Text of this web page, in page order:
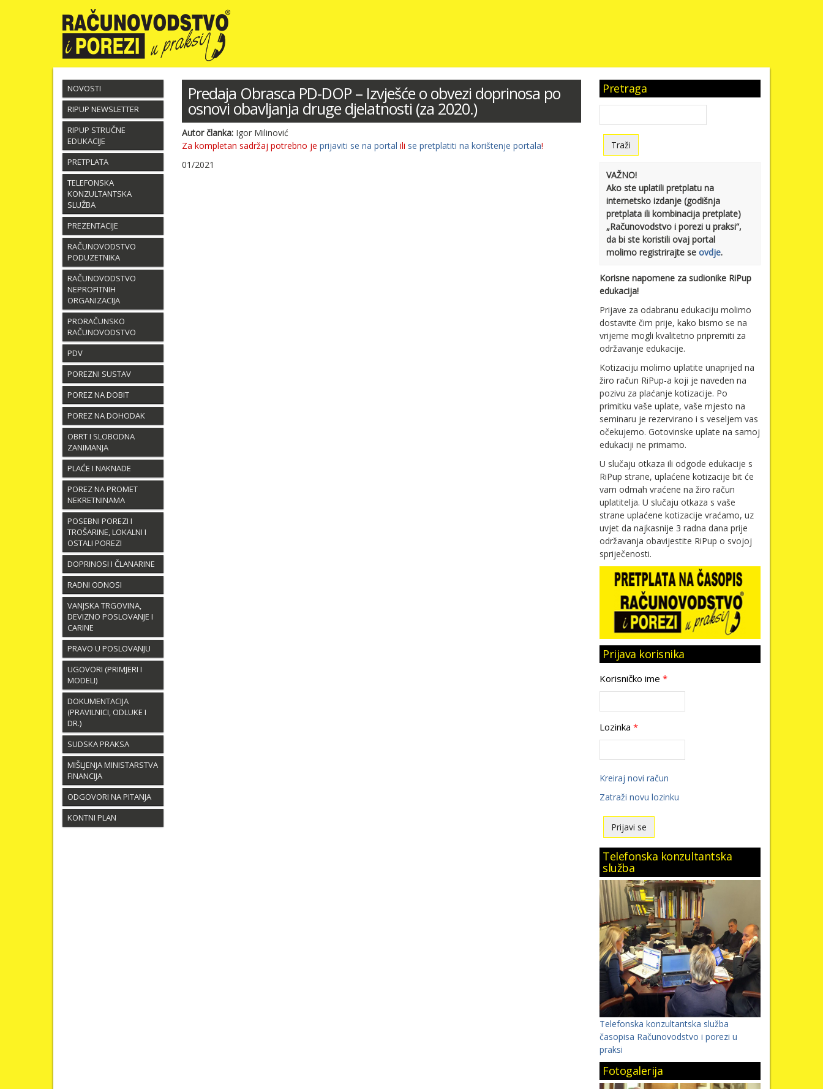
NOVOSTI
RIPUP NEWSLETTER
RIPUP STRUČNE
EDUKACIJE
PRETPLATA
TELEFONSKA
KONZULTANTSKA
SLUŽBA
PREZENTACIJE
RAČUNOVODSTVO
PODUZETNIKA
RAČUNOVODSTVO
NEPROFITNIH
ORGANIZACIJA
PRORAČUNSKO
RAČUNOVODSTVO
PDV
POREZNI SUSTAV
POREZ NA DOBIT
POREZ NA DOHODAK
OBRT I SLOBODNA
ZANIMANJA
PLAĆE I NAKNADE
POREZ NA PROMET
NEKRETNINAMA
POSEBNI POREZI I
TROŠARINE, LOKALNI I
OSTALI POREZI
DOPRINOSI I ČLANARINE
RADNI ODNOSI
VANJSKA TRGOVINA,
DEVIZNO POSLOVANJE I
CARINE
PRAVO U POSLOVANJU
UGOVORI (PRIMJERI I
MODELI)
DOKUMENTACIJA
(PRAVILNICI, ODLUKE I
DR.)
SUDSKA PRAKSA
MIŠLJENJA MINISTARSTVA
FINANCIJA
ODGOVORI NA PITANJA
KONTNI PLAN
Predaja Obrasca PD-DOP – Izvješće o obvezi doprinosa po
osnovi obavljanja druge djelatnosti (za 2020.)
Autor članka: Igor Milinović
Za kompletan sadržaj potrebno je prijaviti se na portal ili se pretplatiti na korištenje portala!
01/2021
Pretraga
VAŽNO!
Ako ste uplatili pretplatu na
internetsko izdanje (godišnja
pretplata ili kombinacija pretplate)
„Računovodstvo i porezi u praksi“,
da bi ste koristili ovaj portal
molimo registrirajte seovdje.
Korisne napomene za sudionike RiPup
edukacija!
Prijave za odabranu edukaciju molimo
dostavite čim prije, kako bismo se na
vrijeme mogli kvalitetno pripremiti za
održavanje edukacije.
Kotizaciju molimo uplatite unaprijed na
žiro račun RiPup-a koji je naveden na
pozivu za plaćanje kotizacije. Po
primitku vaše uplate, vaše mjesto na
seminaru je rezervirano i s veseljem vas
očekujemo. Gotovinske uplate na samoj
edukaciji ne primamo.
U slučaju otkaza ili odgode edukacije s
RiPup strane, uplaćene kotizacije bit će
vam odmah vraćene na žiro račun
uplatitelja. U slučaju otkaza s vaše
strane uplaćene kotizacije vraćamo, uz
uvjet da najkasnije 3 radna dana prije
održavanja obavijestite RiPup o svojoj
spriječenosti.
Prijava korisnika
Korisničko ime*
Lozinka*
Kreiraj novi račun
Zatraži novu lozinku
Telefonska konzultantska
služba
Telefonska konzultantska služba
časopisa Računovodstvo i porezi u
praksi
Fotogalerija